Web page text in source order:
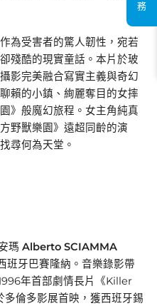
為受害者的驚人韌性，宛若
殘酷的現實童話。本片於玻
影完美融合寫實主義與奇幻
賴的小鎮、絢麗奪目的女摔
》般魔幻旅程。女主角純真
野獸樂園》遠超同齡的演
尋何為天堂。
瑪 Alberto SCIAMMA
班牙巴賽隆納。音樂錄影帶
年首部劇情長片《Killer
倫多影展首映，獲西班牙錫
務